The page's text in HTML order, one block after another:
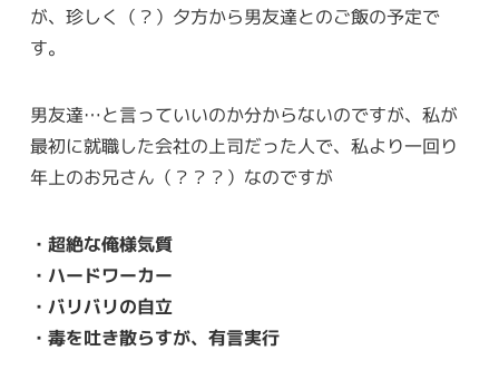
が、珍しく（？）夕方から男友達とのご飯の予定で
す。
男友達…と言っていいのか分からないのですが、私が
最初に就職した会社の上司だった人で、私より一回り
年上のお兄さん（？？？）なのですが
・超絶な俺様気質
・ハードワーカー
・バリバリの自立
・毒を吐き散らすが、有言実行